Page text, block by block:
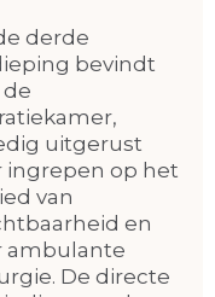
derde
bevindt
de
uitgerust
ingrepen op het
van
en
ambulante
De directe